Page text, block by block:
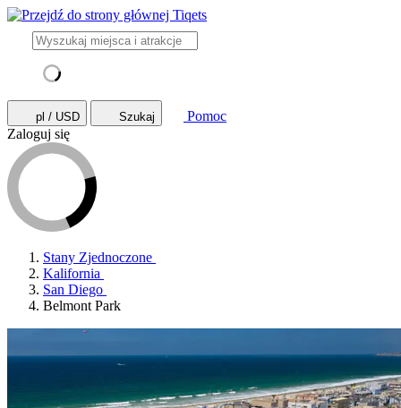
pl / USD Szukaj
Pomoc
Zaloguj się
Stany Zjednoczone
Kalifornia
San Diego
Belmont Park